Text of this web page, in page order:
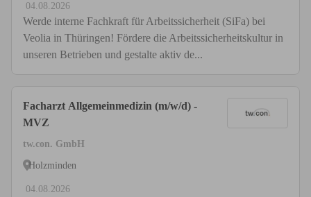
04.08.2026
Werde interne Fachkraft für Arbeitssicherheit (SiFa) bei
Veolia in Thüringen! Fördere die Arbeitssicherheitskultur in
unseren Betrieben und gestalte aktiv de...
Facharzt Allgemeinmedizin (m/w/d) -
MVZ
tw.con. GmbH
Holzminden
04.08.2026